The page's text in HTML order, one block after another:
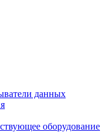
данных
оборудование